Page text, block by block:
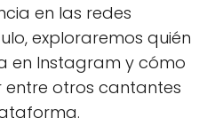
en las redes
exploraremos quién
en Instagram y cómo
otros cantantes